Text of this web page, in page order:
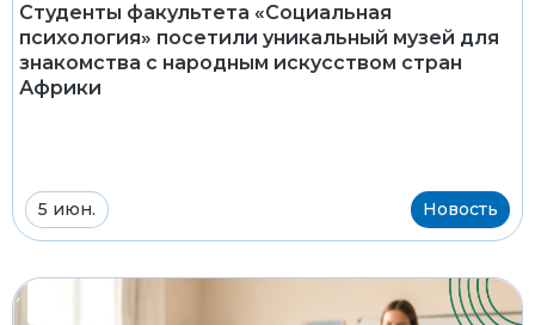
Студенты факультета «Социальная
психология» посетили уникальный музей для
знакомства с народным искусством стран
Африки
5 июн. Новость